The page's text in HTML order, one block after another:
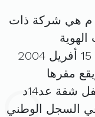
م هي شركة ذات
. تم تأسيسها في 15 أفريل 2004
مقرها
الرئيسي في حي الرياض عمارة الفل شقة عد14د
السجل الوطني